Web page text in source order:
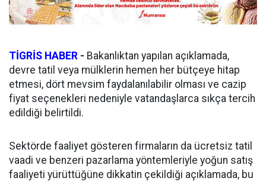
TİGRİS HABER - Bakanlıktan yapılan açıklamada,
devre tatil veya mülklerin hemen her bütçeye hitap
etmesi, dört mevsim faydalanılabilir olması ve cazip
fiyat seçenekleri nedeniyle vatandaşlarca sıkça tercih
edildiği belirtildi.
Sektörde faaliyet gösteren firmaların da ücretsiz tatil
vaadi ve benzeri pazarlama yöntemleriyle yoğun satış
faaliyeti yürüttüğüne dikkatin çekildiği açıklamada, bu